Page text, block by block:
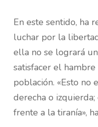
En este sentido, ha
luchar por la
ella no se logrará
satisfacer el
población. «Esto no
derecha o
frente a la tiranía»,